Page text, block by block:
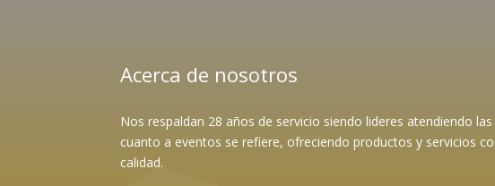
Acerca de nosotros
Nos respaldan 28 años de servicio siendo lideres atendiendo
cuanto a eventos se refiere, ofreciendo productos y servicios
calidad.